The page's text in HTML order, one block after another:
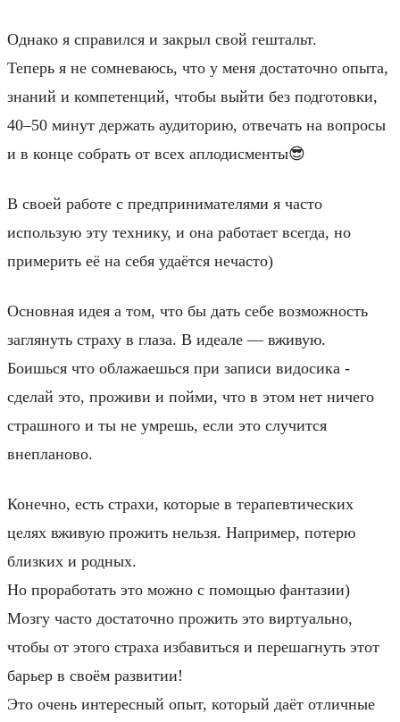
Однако я справился и закрыл свой гештальт.
Теперь я не сомневаюсь, что у меня достаточно опыта,
знаний и компетенций, чтобы выйти без подготовки,
40–50 минут держать аудиторию, отвечать на вопросы
и в конце собрать от всех аплодисменты😎
В своей работе с предпринимателями я часто
использую эту технику, и она работает всегда, но
примерить её на себя удаётся нечасто)
Основная идея а том, что бы дать себе возможность
заглянуть страху в глаза. В идеале — вживую.
Боишься что облажаешься при записи видосика -
сделай это, проживи и пойми, что в этом нет ничего
страшного и ты не умрешь, если это случится
внепланово.
Конечно, есть страхи, которые в терапевтических
целях вживую прожить нельзя. Например, потерю
близких и родных.
Но проработать это можно с помощью фантазии)
Мозгу часто достаточно прожить это виртуально,
чтобы от этого страха избавиться и перешагнуть этот
барьер в своём развитии!
Это очень интересный опыт, который даёт отличные